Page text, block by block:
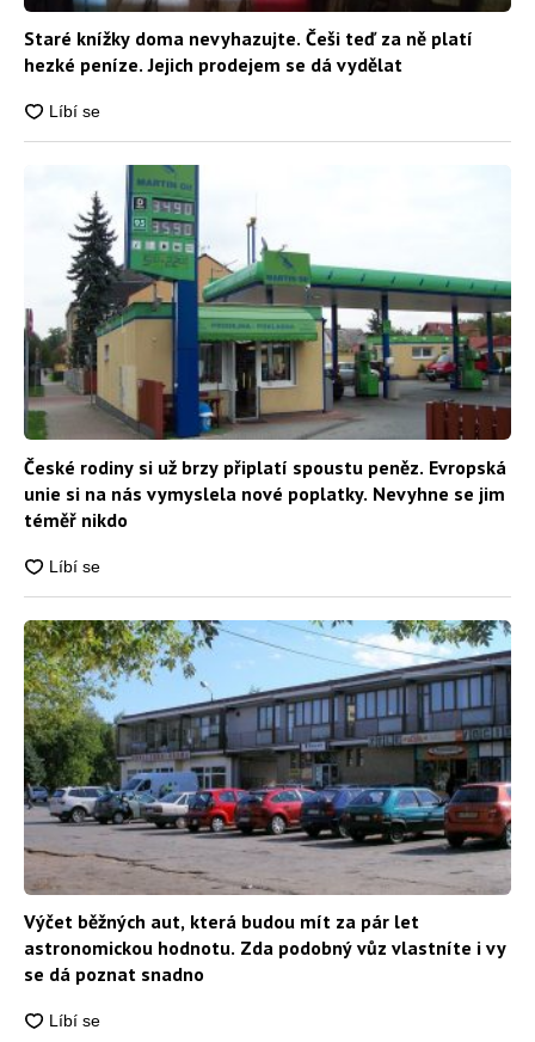
Staré knížky doma nevyhazujte. Češi teď za ně platí
hezké peníze. Jejich prodejem se dá vydělat
České rodiny si už brzy připlatí spoustu peněz. Evropská
unie si na nás vymyslela nové poplatky. Nevyhne se jim
téměř nikdo
Výčet běžných aut, která budou mít za pár let
astronomickou hodnotu. Zda podobný vůz vlastníte i vy
se dá poznat snadno